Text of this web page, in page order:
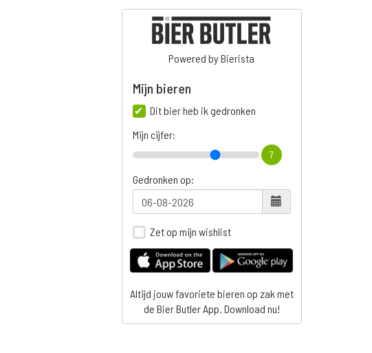
Powered by Bierista
Mijn bieren
Dit bier heb ik gedronken
Mijn cijfer:
7
Gedronken op:
Zet op mijn wishlist
Altijd jouw favoriete bieren op zak met
de Bier Butler App. Download nu!